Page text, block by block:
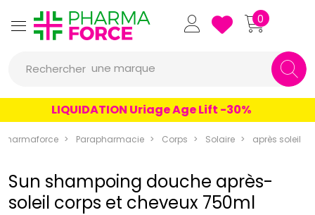
Pharmaforce Grande
0
Rechercher
un produit
une marque
LIQUIDATION Uriage Age Lift -30%
Pharmaforce Parapharmacie Corps Solaire après soleil
Sun shampoing douche après-
soleil corps et cheveux 750ml